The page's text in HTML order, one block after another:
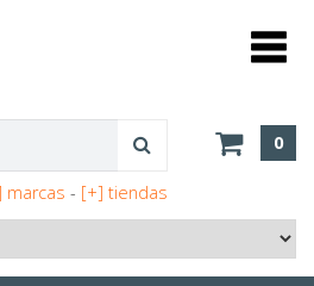
0
marcas - [+] tiendas